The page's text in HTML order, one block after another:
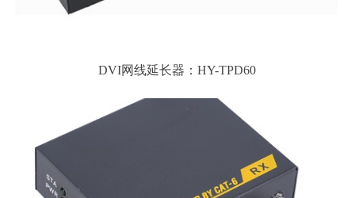
DVI网线延长器：HY-TPD60